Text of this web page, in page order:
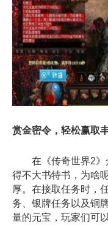
赏金密令，轻松赢取
在《传奇世界2》
得不大书特书，为啥
厚。在接取任务时，
务、银牌任务以及铜
量的元宝，玩家们可